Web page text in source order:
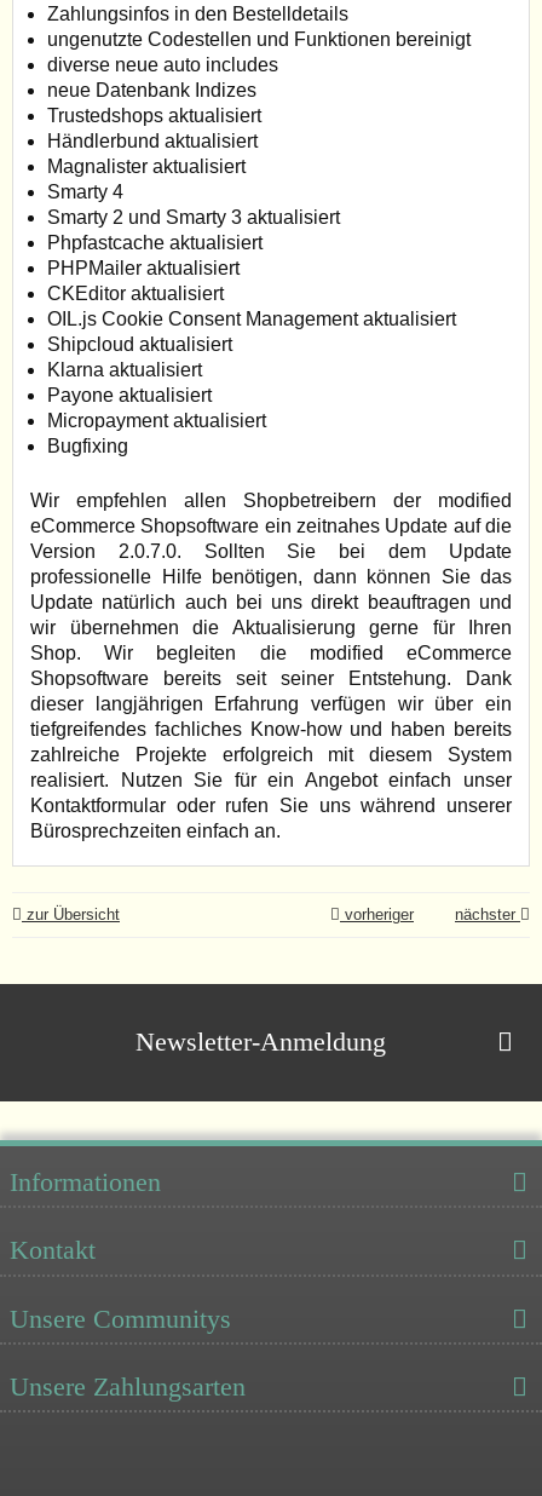
Zahlungsinfos in den Bestelldetails
ungenutzte Codestellen und Funktionen bereinigt
diverse neue auto includes
neue Datenbank Indizes
Trustedshops aktualisiert
Händlerbund aktualisiert
Magnalister aktualisiert
Smarty 4
Smarty 2 und Smarty 3 aktualisiert
Phpfastcache aktualisiert
PHPMailer aktualisiert
CKEditor aktualisiert
OIL.js Cookie Consent Management aktualisiert
Shipcloud aktualisiert
Klarna aktualisiert
Payone aktualisiert
Micropayment aktualisiert
Bugfixing
Wir empfehlen allen Shopbetreibern der modified
eCommerce Shopsoftware ein zeitnahes Update auf die
Version 2.0.7.0. Sollten Sie bei dem Update
professionelle Hilfe benötigen, dann können Sie das
Update natürlich auch bei uns direkt beauftragen und
wir übernehmen die Aktualisierung gerne für Ihren
Shop. Wir begleiten die modified eCommerce
Shopsoftware bereits seit seiner Entstehung. Dank
dieser langjährigen Erfahrung verfügen wir über ein
tiefgreifendes fachliches Know-how und haben bereits
zahlreiche Projekte erfolgreich mit diesem System
realisiert. Nutzen Sie für ein Angebot einfach unser
Kontaktformular oder rufen Sie uns während unserer
Bürosprechzeiten einfach an.
zur Übersicht vorheriger nächster
Newsletter-Anmeldung
Informationen
Kontakt
Unsere Communitys
Unsere Zahlungsarten